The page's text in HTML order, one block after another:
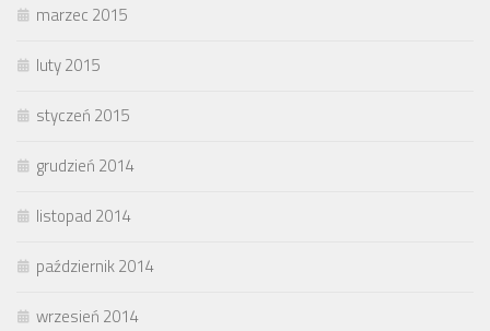
marzec 2015
luty 2015
styczeń 2015
grudzień 2014
listopad 2014
październik 2014
wrzesień 2014